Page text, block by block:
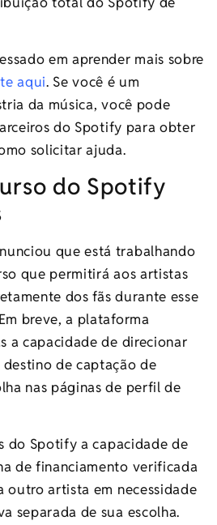
em aprender mais sobre
aqui. Se você é um
da música, você pode
do Spotify para obter
solicitar ajuda.
do Spotify
que está trabalhando
que permitirá aos artistas
dos fãs durante esse
breve, a plataforma
a capacidade de direcionar
de captação de
nas páginas de perfil de
do Spotify a capacidade de
de financiamento verificada
outro artista em necessidade
separada de sua escolha.